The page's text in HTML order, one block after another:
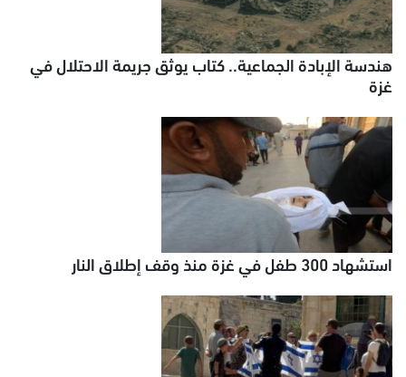
هندسة الإبادة الجماعية.. كتاب يوثق جريمة الاحتلال في
غزة
استشهاد 300 طفل في غزة منذ وقف إطلاق النار